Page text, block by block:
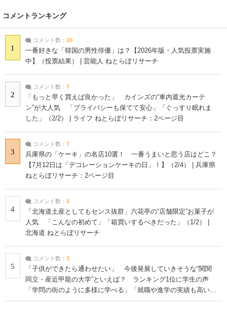
コメントランキング
1
コメント数： 20
一番好きな「韓国の男性俳優」は？【2026年版・人気投票実施
中】（投票結果） | 芸能人 ねとらぼリサーチ
2
コメント数： 7
「もっと早く買えば良かった」 カインズの“車内遮光カーテ
ン”が大人気 「プライバシーも保てて安心」「ぐっすり眠れま
した」（2/2） | ライフ ねとらぼリサーチ：2ページ目
3
コメント数： 7
兵庫県の「ケーキ」の名店10選！ 一番うまいと思う店はどこ？
【7月12日は「デコレーションケーキの日」！】（2/4） | 兵庫県
ねとらぼリサーチ：2ページ目
4
コメント数： 5
「北海道土産としてもセンス抜群」六花亭の“店舗限定”お菓子が
人気 「こんなの初めて」「箱買いするべきだった」（1/2） |
北海道 ねとらぼリサーチ
5
コメント数： 3
「子供ができたら通わせたい」 今後発展していきそうな“関関
同立・産近甲龍の大学”といえば？ ランキング1位に学生の声
「学問の街のように多様に学べる」「就職や進学の実績も高い」
| 大学 ねとらぼリサーチ